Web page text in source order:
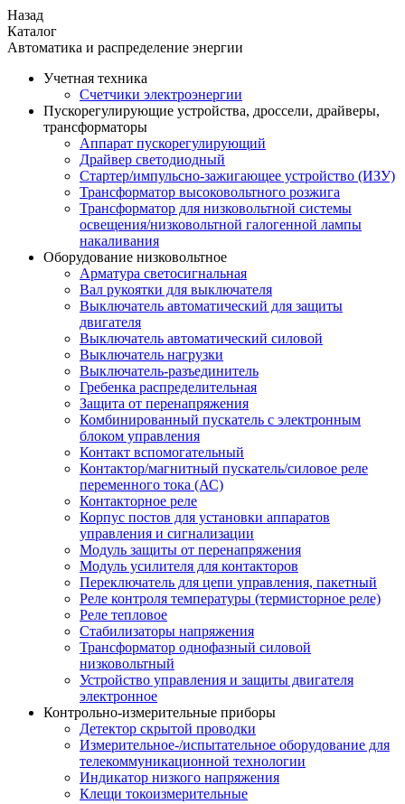
Назад
Каталог
Автоматика и распределение энергии
Учетная техника
Счетчики электроэнергии
Пускорегулирующие устройства, дроссели, драйверы,
трансформаторы
Аппарат пускорегулирующий
Драйвер светодиодный
Стартер/импульсно-зажигающее устройство (ИЗУ)
Трансформатор высоковольтного розжига
Трансформатор для низковольтной системы
освещения/низковольтной галогенной лампы
накаливания
Оборудование низковольтное
Арматура светосигнальная
Вал рукоятки для выключателя
Выключатель автоматический для защиты
двигателя
Выключатель автоматический силовой
Выключатель нагрузки
Выключатель-разъединитель
Гребенка распределительная
Защита от перенапряжения
Комбинированный пускатель с электронным
блоком управления
Контакт вспомогательный
Контактор/магнитный пускатель/силовое реле
переменного тока (АС)
Контакторное реле
Корпус постов для установки аппаратов
управления и сигнализации
Модуль защиты от перенапряжения
Модуль усилителя для контакторов
Переключатель для цепи управления, пакетный
Реле контроля температуры (термисторное реле)
Реле тепловое
Стабилизаторы напряжения
Трансформатор однофазный силовой
низковольтный
Устройство управления и защиты двигателя
электронное
Контрольно-измерительные приборы
Детектор скрытой проводки
Измерительное-/испытательное оборудование для
телекоммуникационной технологии
Индикатор низкого напряжения
Клещи токоизмерительные